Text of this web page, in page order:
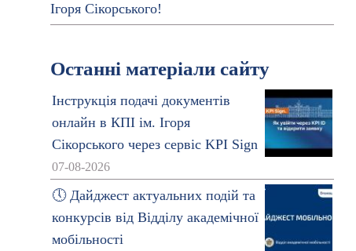
Ігоря Сікорського!
Останні матеріали сайту
Інструкція подачі документів
онлайн в КПІ ім. Ігоря
Сікорського через сервіс KPI Sign
07-08-2026
🕔 Дайджест актуальних подій та
конкурсів від Відділу академічної
мобільності